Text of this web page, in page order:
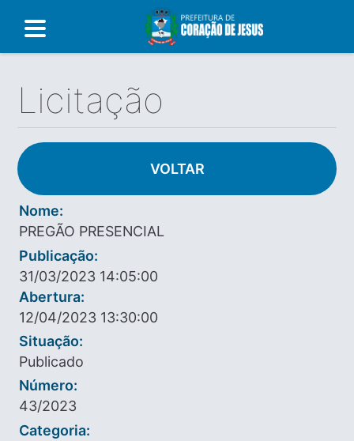
Licitação
VOLTAR
Nome:
PREGÃO PRESENCIAL
Publicação:
31/03/2023 14:05:00
Abertura:
12/04/2023 13:30:00
Situação:
Publicado
Número:
43/2023
Categoria: